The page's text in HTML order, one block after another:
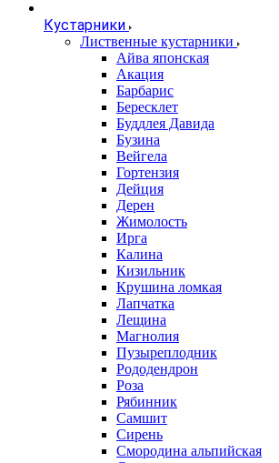
Кустарники
Лиственные кустарники
Айва японская
Акация
Барбарис
Бересклет
Буддлея Давида
Бузина
Вейгела
Гортензия
Дейция
Дерен
Жимолость
Ирга
Калина
Кизильник
Крушина ломкая
Лапчатка
Лещина
Магнолия
Пузыреплодник
Рододендрон
Роза
Рябинник
Самшит
Сирень
Смородина альпийская